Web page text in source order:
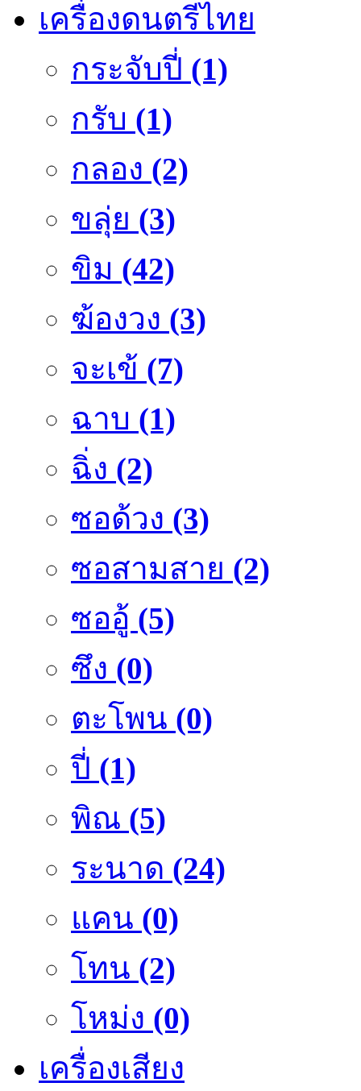
เครื่องดนตรีไทย
กระจับปี่ (1)
กรับ (1)
กลอง (2)
ขลุ่ย (3)
ขิม (42)
ฆ้องวง (3)
จะเข้ (7)
ฉาบ (1)
ฉิ่ง (2)
ซอด้วง (3)
ซอสามสาย (2)
ซออู้ (5)
ซึง (0)
ตะโพน (0)
ปี่ (1)
พิณ (5)
ระนาด (24)
แคน (0)
โทน (2)
โหม่ง (0)
เครื่องเสียง